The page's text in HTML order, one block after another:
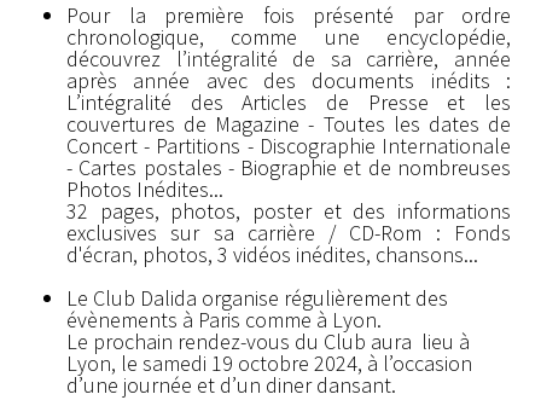
Pour la première fois présenté par ordre
chronologique, comme une encyclopédie,
découvrez l’intégralité de sa carrière, année
après année avec des documents inédits :
L’intégralité des Articles de Presse et les
couvertures de Magazine - Toutes les dates de
Concert - Partitions - Discographie Internationale
- Cartes postales - Biographie et de nombreuses
Photos Inédites...
32 pages, photos, poster et des informations
exclusives sur sa carrière / CD-Rom : Fonds
d'écran, photos, 3 vidéos inédites, chansons...
Le Club Dalida organise régulièrement des
évènements à Paris comme à Lyon.
Le prochain rendez-vous du Club aura lieu à
Lyon, le samedi 19 octobre 2024, à l’occasion
d’une journée et d’un diner dansant.